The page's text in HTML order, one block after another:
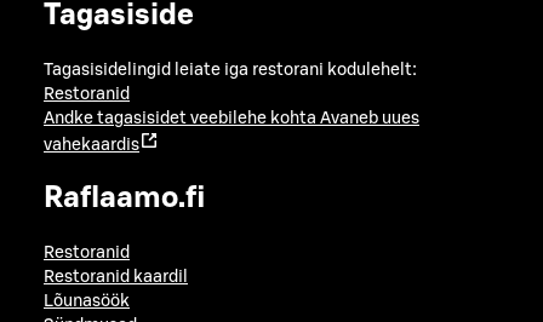
Tagasiside
Tagasisidelingid leiate iga restorani kodulehelt:
Restoranid
Andke tagasisidet veebilehe kohta Avaneb uues
vahekaardis
Raflaamo.fi
Restoranid
Restoranid kaardil
Lõunasöök